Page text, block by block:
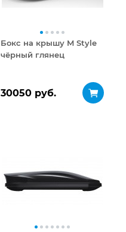
Бокс на крышу M Style
чёрный глянец
30050 руб.